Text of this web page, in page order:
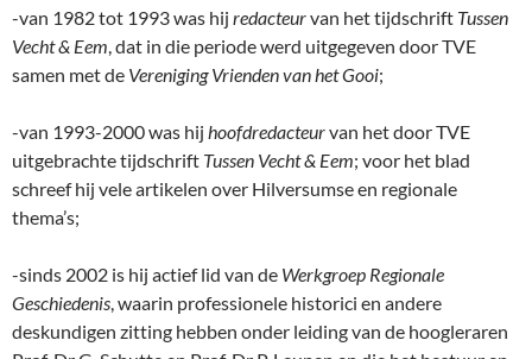
-van 1982 tot 1993 was hij redacteurvan het tijdschrift Tussen
Vecht & Eem, dat in die periode werd uitgegeven door TVE
samen met de Vereniging Vrienden van het Gooi;
-van 1993-2000 was hij hoofdredacteurvan het door TVE
uitgebrachte tijdschrift Tussen Vecht & Eem; voor het blad
schreef hij vele artikelen over Hilversumse en regionale
thema’s;
-sinds 2002 is hij actief lid van de Werkgroep Regionale
Geschiedenis, waarin professionele historici en andere
deskundigen zitting hebben onder leiding van de hoogleraren